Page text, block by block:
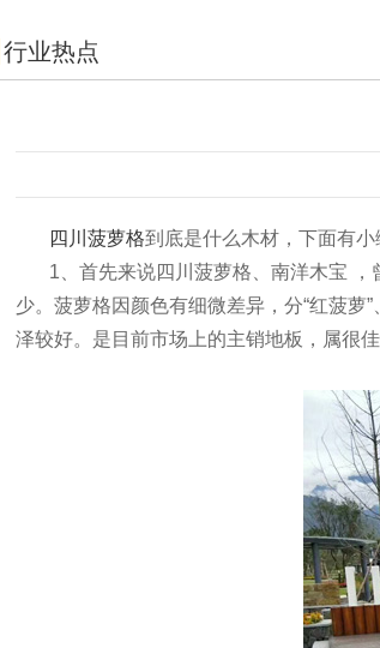
行业热点
四川菠萝格到底是什么木材，下面有小
1、首先来说四川菠萝格、南洋木宝
少。菠萝格因颜色有细微差异，分“红菠萝
泽较好。是目前市场上的主销地板，属很佳